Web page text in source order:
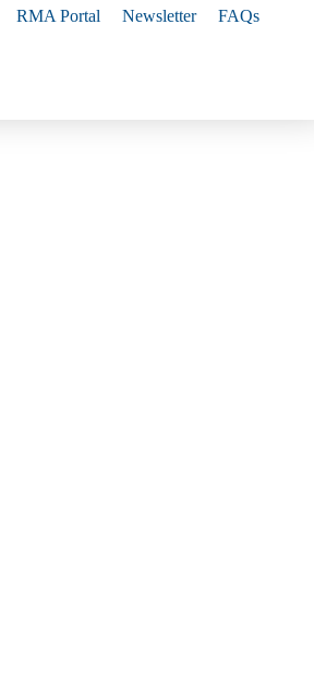
RMA Portal Newsletter FAQs